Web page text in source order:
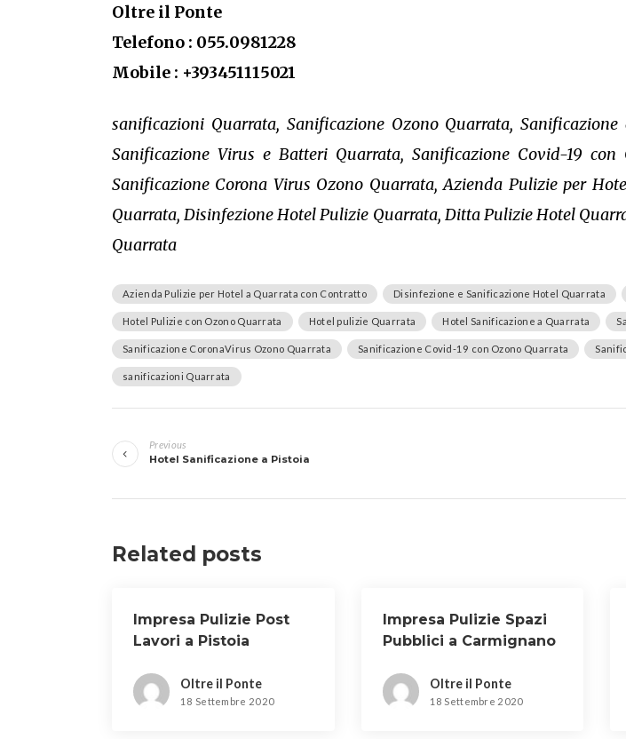
Oltre il Ponte
Telefono : 055.0981228
Mobile : +393451115021
sanificazioni Quarrata, Sanificazione Ozono Quarrata,
Sanificazione Virus e Batteri Quarrata, Sanificazione Covid-19
Sanificazione Corona Virus Ozono Quarrata, Azienda Pulizie per
Quarrata, Disinfezione Hotel Pulizie Quarrata, Ditta Pulizie Hotel
Quarrata
Azienda Pulizie per Hotel a Quarrata con Contratto Disinfezione e Sanificazione Hotel Quarrata
Hotel Pulizie con Ozono Quarrata Hotel pulizie Quarrata Hotel Sanificazione a Quarrata
Sanificazione CoronaVirus Ozono Quarrata Sanificazione Covid-19 con Ozono Quarrata
sanificazioni Quarrata
articoli
Previous
Hotel Sanificazione a Pistoia
Related posts
Impresa Pulizie Post
Lavori a Pistoia
Oltre il Ponte
18 Settembre 2020
Impresa Pulizie Spazi
Pubblici a Carmignano
Oltre il Ponte
18 Settembre 2020